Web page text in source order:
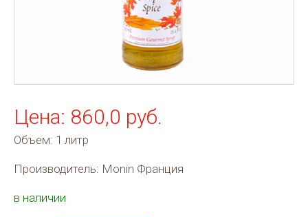
Цена: 860,0 руб.
Объем: 1 литр
Производитель: Monin Франция
в наличии